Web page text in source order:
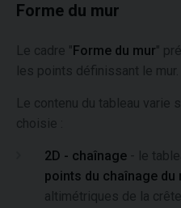
Forme du mur
Le cadre "Forme du mur"
les points définissant le mur.
Le contenu du tableau varie
choisie :
2D - chaînage - le
points du chaînage du
altimétriques de la